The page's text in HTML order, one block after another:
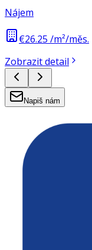
Nájem
€26.25 /m²/měs.
Zobrazit detail
Napiš nám